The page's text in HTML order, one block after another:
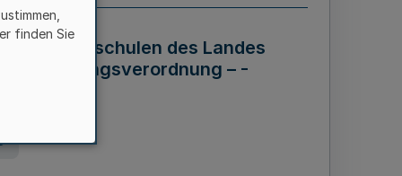
der Hochschulen des Landes
– -
finden Sie